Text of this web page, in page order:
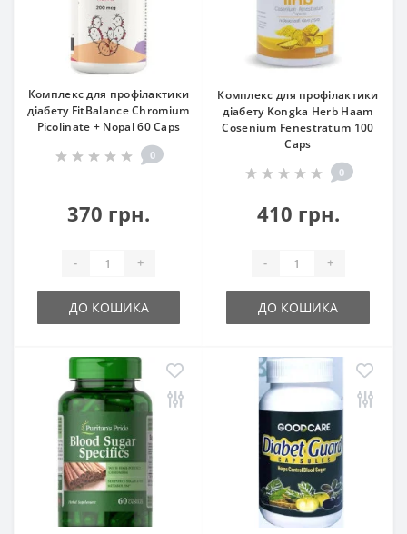
Комплекс для профілактики
діабету FitBalance Chromium
Picolinate + Nopal 60 Caps
0
370 грн.
- +
ДО КОШИКА
Комплекс для профілактики
діабету Kongka Herb Haam
Cosenium Fenestratum 100
Caps
0
410 грн.
- +
ДО КОШИКА